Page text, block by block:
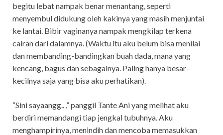
begitu lebat nampak benar menantang, seperti
menyembul didukung oleh kakinya yang masih menjuntai
ke lantai. Bibir vaginanya nampak mengkilap terkena
cairan dari dalamnya. (Waktu itu aku belum bisa menilai
dan membanding-bandingkan buah dada, mana yang
kencang, bagus dan sebagainya. Paling hanya besar-
kecilnya saja yang bisa aku perhatikan).
“Sini sayaangg.. ,” panggil Tante Ani yang melihat aku
berdiri memandangi tiap jengkal tubuhnya. Aku
menghampirinya, menindih dan mencoba memasukkan